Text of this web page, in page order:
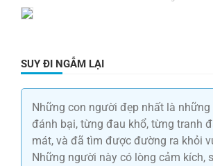
SUY ĐI NGẪM LẠI
Những con người đẹp nhất là
đánh bại, từng đau khổ, từng tranh
mát, và đã tìm được đường ra khỏi
Những người này có lòng cảm kích,